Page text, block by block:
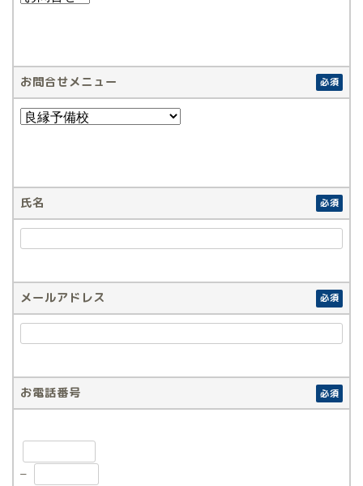
お問合せメニュー 必須
氏名 必須
メールアドレス 必須
お電話番号 必須
–